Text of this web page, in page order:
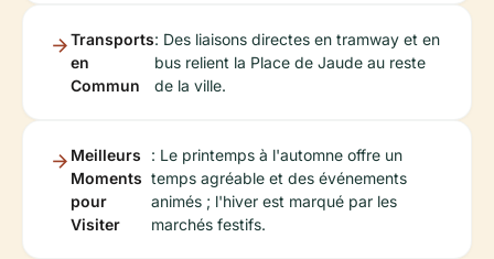
Transports
en
Commun
: Des liaisons directes en tramway et en
bus relient la Place de Jaude au reste
de la ville.
Meilleurs
Moments
pour
Visiter
: Le printemps à l'automne offre un
temps agréable et des événements
animés ; l'hiver est marqué par les
marchés festifs.